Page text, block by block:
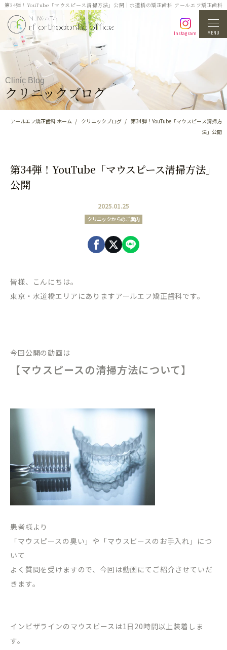
第34弾！YouTube「マウスピース清掃方法」公開｜水道橋の矯正歯科 アールエフ矯正歯科
Instagram MENU
Clinic Blog
クリニックブログ
アールエフ矯正歯科 ホーム クリニックブログ
第34弾！YouTube「マウスピース清掃方
法」公開
第34弾！YouTube「マウスピース清掃方法」
公開
2025.01.25
クリニックからのご案内
皆様、こんにちは。
東京・水道橋エリアにありますアールエフ矯正歯科です。
今回公開の動画は
【マウスピースの清掃方法について】
患者様より
「マウスピースの臭い」や「マウスピースのお手入れ」につ
いて
よく質問を受けますので、今回は動画にてご紹介させていだ
きます。
インビザラインのマウスピースは1日20時間以上装着しま
す。